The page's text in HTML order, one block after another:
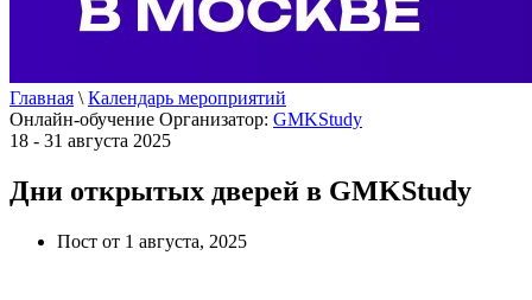
Главная \ Календарь мероприятий
Онлайн-обучение Организатор: GMKStudy
18 - 31 августа 2025
Дни открытых дверей в GMKStudy
Пост от 1 августа, 2025